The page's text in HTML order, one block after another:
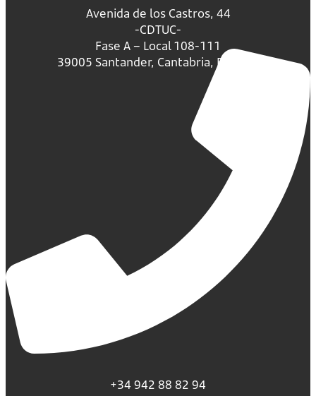
Avenida de los Castros, 44
-CDTUC-
Fase A – Local 108-111
39005 Santander, Cantabria, España.
+34 942 88 82 94